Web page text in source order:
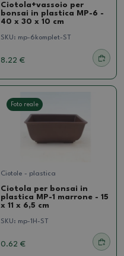
Ciotola+vassoio per
bonsai in plastica MP-6 -
40 x 30 x 10 cm
SKU: mp-6komplet-ST
8.22 €
Foto reale
Ciotole - plastica
Ciotola per bonsai in
plastica MP-1 marrone - 15
x 11 x 6,5 cm
SKU: mp-1H-ST
0.62 €